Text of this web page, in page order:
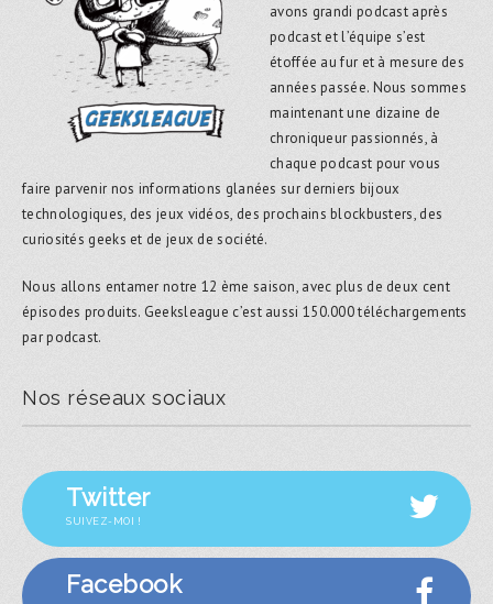
avons grandi podcast après
podcast et l’équipe s’est
étoffée au fur et à mesure des
années passée. Nous sommes
maintenant une dizaine de
chroniqueur passionnés, à
chaque podcast pour vous
faire parvenir nos informations glanées sur derniers bijoux
technologiques, des jeux vidéos, des prochains blockbusters, des
curiosités geeks et de jeux de société.
Nous allons entamer notre 12 ème saison, avec plus de deux cent
épisodes produits. Geeksleague c’est aussi 150.000 téléchargements
par podcast.
Nos réseaux sociaux
Twitter
SUIVEZ-MOI !
Facebook